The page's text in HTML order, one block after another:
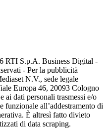
RTI S.p.A. Business Digital -
- Per la pubblicità
N.V., sede legale
Europa 46, 20093 Cologno
ai dati personali trasmessi e/o
all’addestramento di
È altresì fatto divieto
di data scraping.